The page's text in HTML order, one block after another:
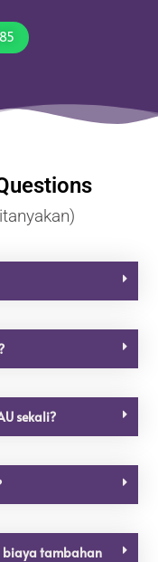
sekali?
tambahan